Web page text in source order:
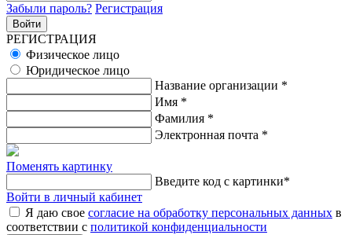
Забыли пароль? Регистрация
РЕГИСТРАЦИЯ
Физическое лицо
Юридическое лицо
Название организации *
Имя *
Фамилия *
Электронная почта *
Поменять картинку
Введите код с картинки*
Войти в личный кабинет
Я даю свое согласие на обработку персональных данных в
соответствии с политикой конфиденциальности